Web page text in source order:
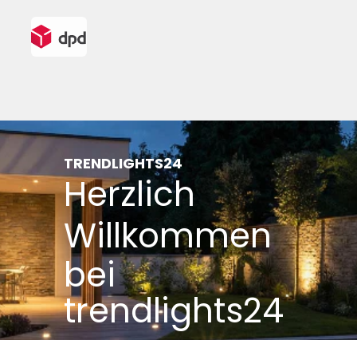
TRENDLIGHTS24
Herzlich
Willkommen
bei
trendlights24